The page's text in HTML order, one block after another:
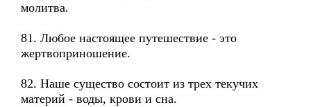
молитва.
81. Любое настоящее путешествие - это
жертвоприношение.
82. Наше существо состоит из трех текучих
материй - воды, крови и сна.